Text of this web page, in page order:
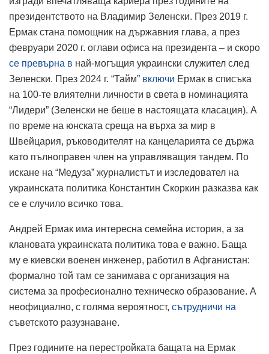
президентството на Владимир Зеленски. През 2019 г.
Ермак стана помощник на държавния глава, а през
февруари 2020 г. оглави офиса на президента – и скоро
се превърна в най-могъщия украински служител след
Зеленски. През 2024 г. “Тайм” включи Ермак в списъка
на 100-те влиятелни личности в света в номинацията
“Лидери” (Зеленски не беше в настоящата класация). А
по време на юнската среща на върха за мир в
Швейцария, ръководителят на канцеларията се държа
като пълноправен член на управляващия тандем. По
искане на “Медуза” журналистът и изследовател на
украинската политика Константин Скоркин разказва как
се е случило всичко това.
Андрей Ермак има интересна семейна история, а за
клановата украинската политика това е важно. Баща
му е киевски военен инженер, работил в Афганистан:
формално той там се занимава с организация на
система за професионално техническо образование. А
неофициално, с голяма вероятност, сътрудничи на
съветското разузнаване.
През годините на перестройката бащата на Ермак